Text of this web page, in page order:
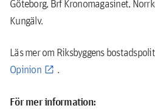
Göteborg, Brf Kronomagasinet,
Kungälv.
Läs mer om Riksbyggens
Opinion
.
För mer information: